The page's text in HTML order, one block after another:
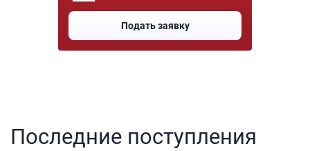
Подать заявку
Последние поступления